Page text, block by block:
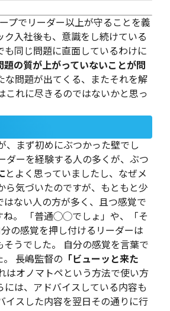
プでリーダー以上が守ることを義
ク入社後も、意識をし続けている
も同じ問題に直面しているわけに
題の質が上がっていないことが問
な問題が出てくる、またそれを解
れに尽きるのではないかと思っ
、まず初めにぶつかった壁でし
ダーを経験する人の多くが、ぶつ
とよく思っていましたし、なぜメ
ら気づいたのですが、もともと少
ない人の方が多く、且つ感覚で
ね。 「普通◯◯でしょ」や、「そ
の感覚を押し付けるリーダーは
うでした。 自分の感覚を言葉で
長嶋監督の 「ビューッと来た
はオノマトペという方法で使い方
は、アドバイスしている内容も
イスした内容を翌日その通りに行